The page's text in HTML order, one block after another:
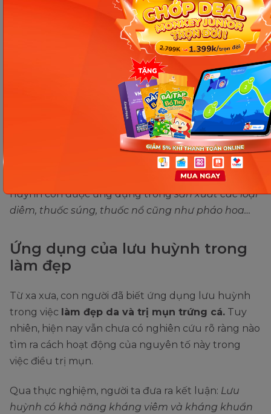
Ứng dụng của lưu huỳnh trong công nghiệp. (Ảnh: Sưu tầm
Internet)
Lưu huỳnh được sử dụng trong nhiều sản phẩm
công nghiệp, ví dụ như:Ắc quy, bột giặt, lưu hóa
cao su, thuốc diệt nấm và các phân bón photphat.
Cụ thể, được lưu huỳnh được sử dụng đểtạo nên
độ trắng của giấy, làm chất bảo quản trong rượu
. Do bản chất dễ cháy, lưu
huỳnh còn được ứng dụng trongsản xuất các loại
diêm, thuốc súng, thuốc nổ cũng như pháo hoa…
Ứng dụng của lưu huỳnh trong
làm đẹp
Từ xa xưa, con người đã biết ứng dụng lưu huỳnh
trong việc làm đẹp da và trị mụn trứng cá. Tuy
nhiên, hiện nay vẫn chưa có nghiên cứu rõ ràng nào
tìm ra cách hoạt động của nguyên tố này trong
việc điều trị mụn.
Qua thực nghiệm, người ta đưa ra kết luận: Lưu
huỳnh có khả năng kháng viêm và kháng khuẩn